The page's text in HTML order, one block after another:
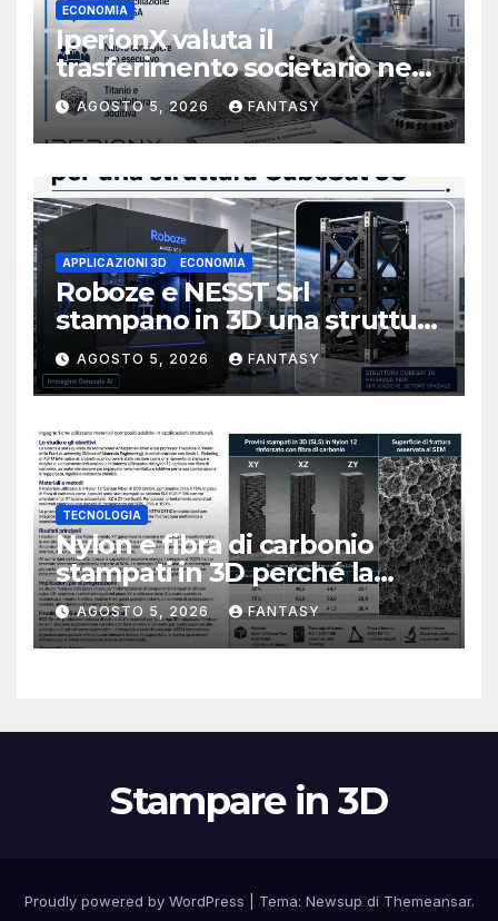
ECONOMIA
IperionX valuta il
trasferimento societario negli
Stati Uniti e rafforza il board,
ha nominato Michael J.
Loparco amministratore
indipendente non esecutivo
AGOSTO 5, 2026 FANTASY
APPLICAZIONI 3D ECONOMIA
Roboze e NESST Srl
stampano in 3D una struttura
CubeSat 3U in Carbon PEEK
AGOSTO 5, 2026 FANTASY
TECNOLOGIA
Nylon e fibra di carbonio
stampati in 3D perché la
resistenza agli urti dipende
dal processo
AGOSTO 5, 2026 FANTASY
Stampare in 3D
Proudly powered by WordPress Tema: Newsup di Themeansar.